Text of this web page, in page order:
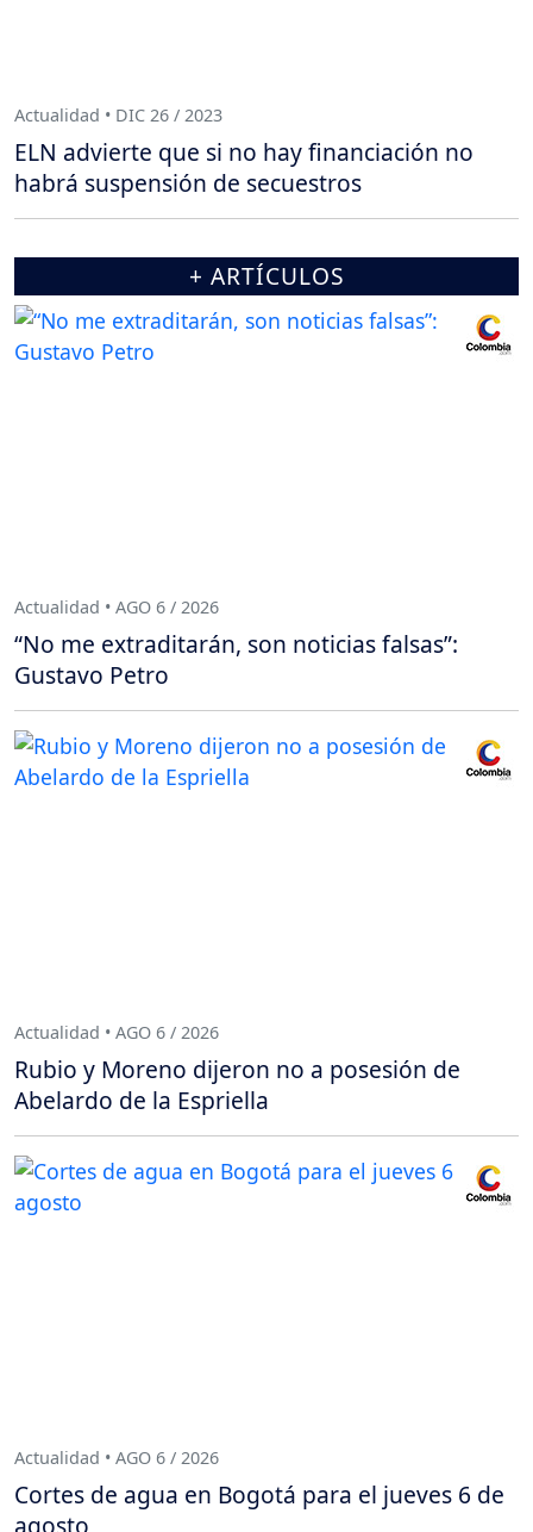
Actualidad • DIC 26 / 2023
ELN advierte que si no hay financiación no
habrá suspensión de secuestros
+ ARTÍCULOS
Actualidad • AGO 6 / 2026
“No me extraditarán, son noticias falsas”:
Gustavo Petro
Actualidad • AGO 6 / 2026
Rubio y Moreno dijeron no a posesión de
Abelardo de la Espriella
Actualidad • AGO 6 / 2026
Cortes de agua en Bogotá para el jueves 6 de